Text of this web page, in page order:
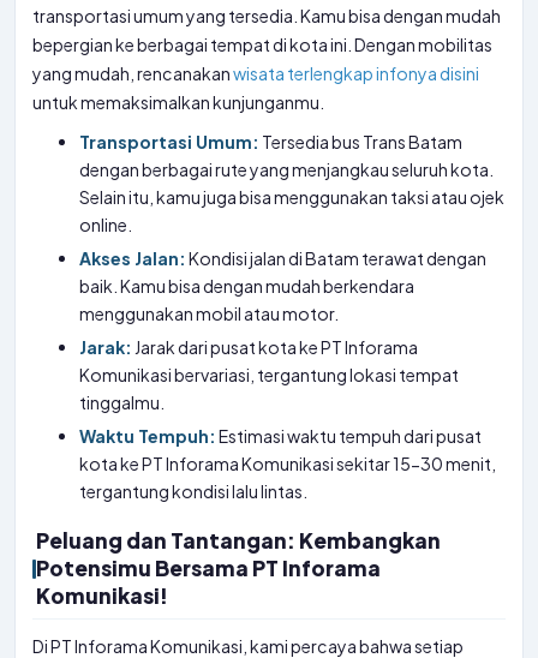
transportasi umum yang tersedia. Kamu bisa dengan mudah
bepergian ke berbagai tempat di kota ini. Dengan mobilitas
yang mudah, rencanakanwisata terlengkap infonya disini
untuk memaksimalkan kunjunganmu.
Transportasi Umum: Tersedia bus Trans Batam
dengan berbagai rute yang menjangkau seluruh kota.
Selain itu, kamu juga bisa menggunakan taksi atau ojek
online.
Akses Jalan: Kondisi jalan di Batam terawat dengan
baik. Kamu bisa dengan mudah berkendara
menggunakan mobil atau motor.
Jarak: Jarak dari pusat kota ke PT Inforama
Komunikasi bervariasi, tergantung lokasi tempat
tinggalmu.
Waktu Tempuh: Estimasi waktu tempuh dari pusat
kota ke PT Inforama Komunikasi sekitar 15-30 menit,
tergantung kondisi lalu lintas.
Peluang dan Tantangan: Kembangkan
Potensimu Bersama PT Inforama
Komunikasi!
Di PT Inforama Komunikasi, kami percaya bahwa setiap